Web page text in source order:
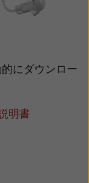
にダウンロー
明書